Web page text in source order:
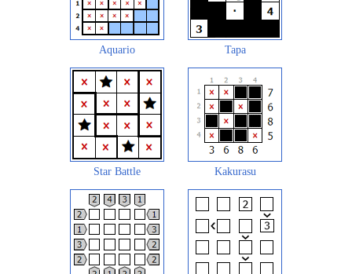
Aquario Tapa
Star Battle Kakurasu